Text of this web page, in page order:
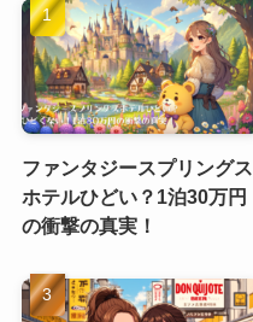
ファンタジースプリングス
ホテルひどい？1泊30万円
の衝撃の真実！